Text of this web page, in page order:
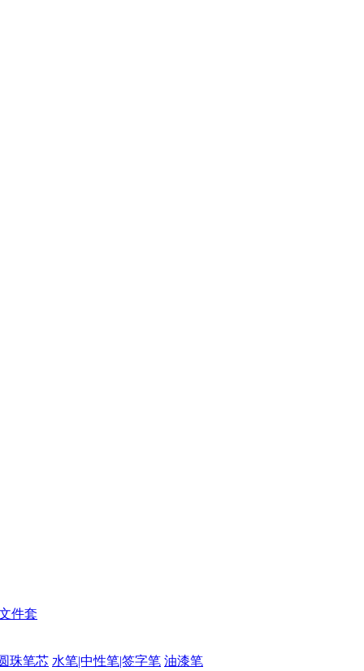
件套
珠笔芯 水笔|中性笔|签字笔 油漆笔